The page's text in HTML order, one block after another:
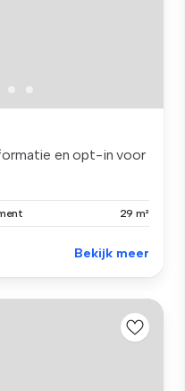
en opt-in voor
29 m²
Bekijk meer